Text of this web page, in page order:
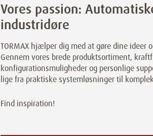
Vores passion:
industridøre
TORMAX hjælper dig med at gøre dine
Gennem vores brede produktsortiment,
konfigurationsmuligheder og personlige
lige fra praktiske systemløsninger til
Find inspiration!